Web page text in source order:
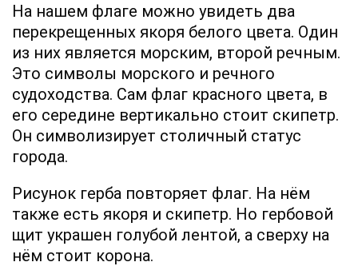
На нашем флаге можно увидеть два
перекрещенных якоря белого цвета. Один
из них является морским, второй речным.
Это символы морского и речного
судоходства. Сам флаг красного цвета, в
его середине вертикально стоит скипетр.
Он символизирует столичный статус
города.
Рисунок герба повторяет флаг. На нём
также есть якоря и скипетр. Но гербовой
щит украшен голубой лентой, а сверху на
нём стоит корона.